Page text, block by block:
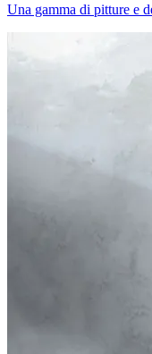
Una gamma di pitture e